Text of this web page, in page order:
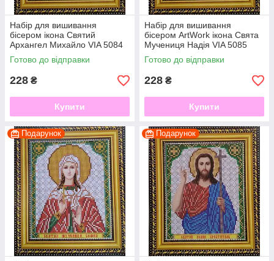
Набір для вишивання
бісером ікона Святий
Архангел Михайло VIA 5084
Готово до відправки
228 ₴
Купити
Набір для вишивання
бісером ArtWork ікона Свята
Мучениця Надія VIA 5085
Готово до відправки
228 ₴
Купити
Подарунок Подарунок